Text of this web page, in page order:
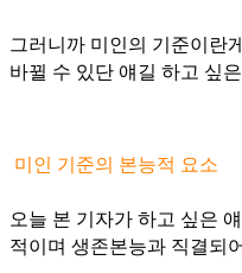
그러니까 미인의 기준이란
바뀔 수 있단 얘길 하고 싶
미인 기준의 본능적 요소
오늘 본 기자가 하고 싶은
적이며 생존본능과 직결되